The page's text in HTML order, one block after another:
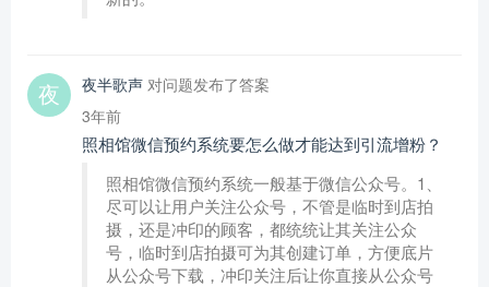
夜半歌声 对问题发布了答案
3年前
照相馆微信预约系统要怎么做才能达到引流增粉？
照相馆微信预约系统一般基于微信公众号。1、
尽可以让用户关注公众号，不管是临时到店拍
摄，还是冲印的顾客，都统统让其关注公众
号，临时到店拍摄可为其创建订单，方便底片
从公众号下载，冲印关注后让你直接从公众号